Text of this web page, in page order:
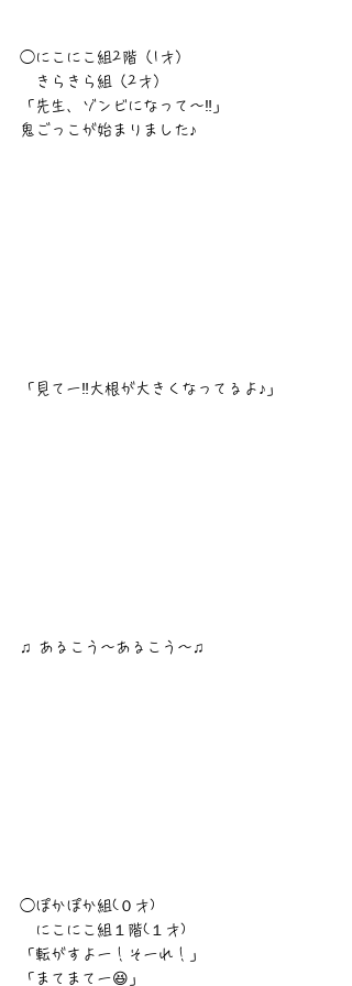
◯にこにこ組2階（1才）
きらきら組（2才）
「先生、ゾンビになって〜‼︎」
鬼ごっこが始まりました♪
「見てー‼︎大根が大きくなってるよ♪」
♫ あるこう〜あるこう〜♫
◯ぽかぽか組(０才)
にこにこ組１階(１才)
「転がすよー！そーれ！」
「まてまてー😆」